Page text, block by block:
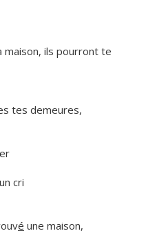
maison, ils pourront te
tes demeures,
cri
é une maison,